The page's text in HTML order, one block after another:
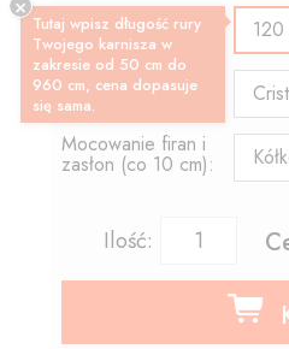
Długość rury:
Wzór końcówki:
Mocowanie firan i
zasłon (co 10 cm):
Ilość:
Tutaj wpisz długość rury
Twojego karnisza w
zakresie od 50 cm do
960 cm, cena dopasuje
się sama.